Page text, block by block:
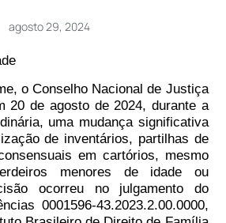
agosto 29, 2024
o Conselho Nacional de Justiça
20 de agosto de 2024, durante a
uma mudança significativa
de inventários, partilhas de
em cartórios, mesmo
menores de idade ou
ocorreu no julgamento do
0001596-43.2023.2.00.0000,